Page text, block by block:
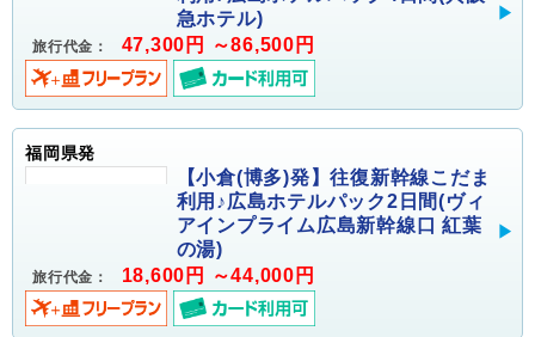
急ホテル)
旅行代金： 47,300円 ～86,500円
福岡県発
【小倉(博多)発】往復新幹線こだま
利用♪広島ホテルパック2日間(ヴィ
アインプライム広島新幹線口 紅葉
の湯)
旅行代金： 18,600円 ～44,000円